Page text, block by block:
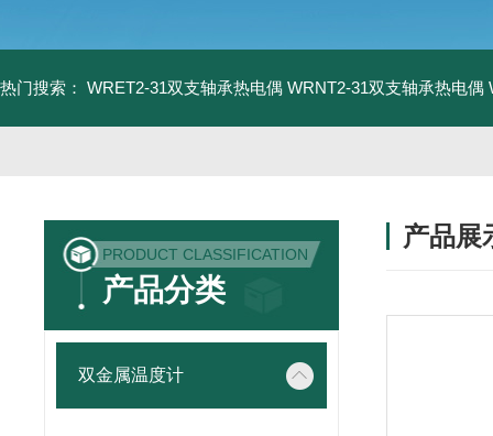
热门搜索： WRET2-31双支轴承热电偶 WRNT2-31双支轴承热电偶
PRODUCT CLASSIFICATION
产品分类
双金属温度计
产品展